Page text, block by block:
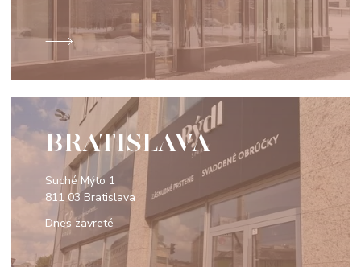
BRATISLAVA
Suché Mýto 1
811 03 Bratislava
Dnes zavreté